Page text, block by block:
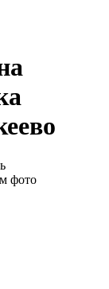
фото